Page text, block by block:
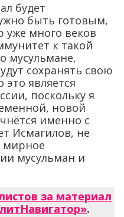
будет
быть готовым,
уже много веков
к такой
мусульмане,
сохранять свою
является
поскольку я
новой
именно с
Исмагилов, не
мирное
мусульман и
за материал
.